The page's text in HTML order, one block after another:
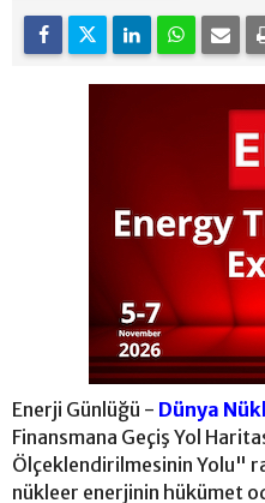
Enerji Günlüğü - Dünya
Finansmana Geçiş Yol
Ölçeklendirilmesinin Yolu"
nükleer enerjinin hükümet